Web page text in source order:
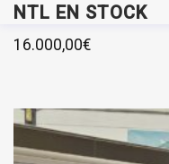
NTL EN STOCK
16.000,00€